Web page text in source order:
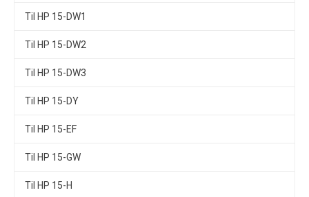
Til HP 15-DW1
Til HP 15-DW2
Til HP 15-DW3
Til HP 15-DY
Til HP 15-EF
Til HP 15-GW
Til HP 15-H